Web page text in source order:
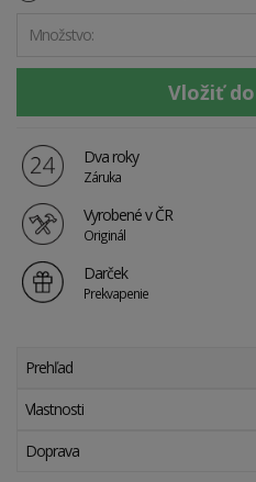
Množstvo:
Dva roky
Záruka
Vyrobené v ČR
Originál
Darček
Prekvapenie
Prehľad
Vlastnosti
Doprava